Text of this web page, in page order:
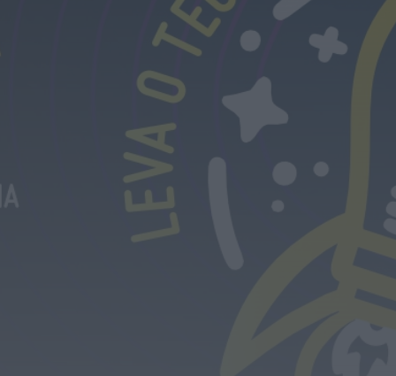
Notícias de Águeda
Reunião da Câmara Municipal de Águeda
debate obras, mobilidade, urbanismo e
apoios...
HOJE, 23:48
Notícias de Águeda
Coro da Cruz Vermelha de Águeda celebra 20
anos com concerto especial...